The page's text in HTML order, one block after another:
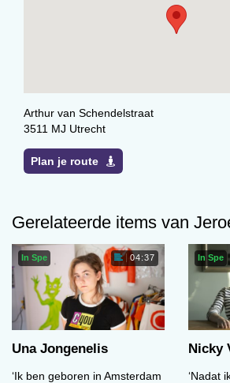
Arthur van Schendelstraat
3511 MJ Utrecht
Plan je route
Gerelateerde items van
In Spe 04:37
Una Jongenelis
‘Ik ben geboren in Amsterdam
In Spe
Nicky
‘Nadat